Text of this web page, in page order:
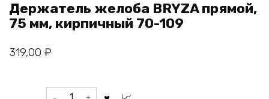
Держатель желоба BRYZA прямой,
75 мм, кирпичный 70-109
319,00 ₽
Держатель